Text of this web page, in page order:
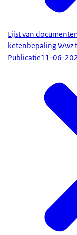
Lijst van
ketenbepaling Wwz
Publicatie11-06-